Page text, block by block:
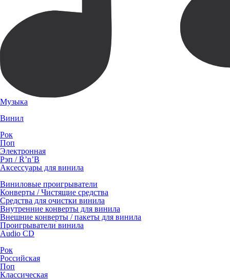
Музыка
Винил
Рок
Поп
Электронная
Рэп / R’n’B
Аксессуары для винила
Виниловые проигрыватели
Конверты / Чистящие средства
Средства для очистки винила
Внутренние конверты для винила
Внешние конверты / пакеты для винила
Проигрыватели винила
Audio CD
Рок
Российская
Поп
Классическая